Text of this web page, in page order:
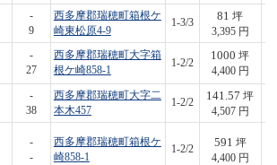
-
9
西多摩郡瑞穂町箱根ケ
崎東松原4-9
1-3/3
81 坪
3,395 円
-
27
西多摩郡瑞穂町大字箱
根ケ崎858-1
1-2/2
1000 坪
4,400 円
-
38
西多摩郡瑞穂町大字二
本木457
1-2/2
141.57 坪
4,507 円
-
-
西多摩郡瑞穂町箱根ケ
崎858-1
1-2/2
591 坪
4,400 円